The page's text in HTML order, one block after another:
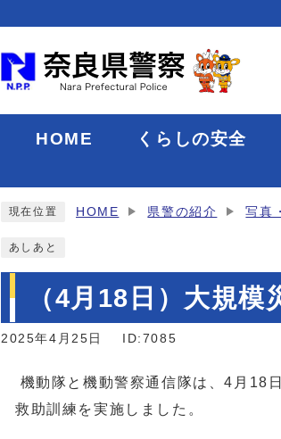
HOME くらしの安全
現在位置 HOME 県警の紹介 写真
あしあと
（4月18日）大規
2025年4月25日 ID:7085
機動隊と機動警察通信隊は、4月18
救助訓練を実施しました。